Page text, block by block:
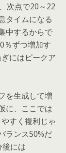
次点で20～22
タイムになる
中するからで
％ずつ増加す
にはピークア
を生成して増
に、ここでは
すく複利じゃ
ランス50%だ
には